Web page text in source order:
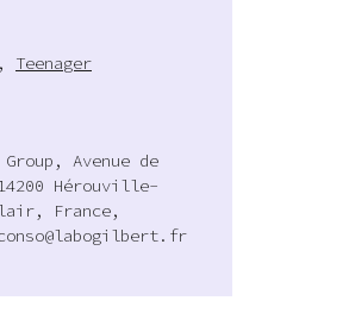
, Teenager
Avenue de
Hérouville-
France,